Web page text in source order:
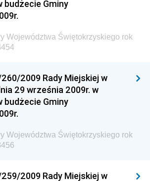
Ministra Pracy i Polityki
Ministra Transportu, Budownictwa
Ministra Spraw Zagranicznych
Centralnego Biura
Urzędu Patentowego
Generalnej Dyrekcji Dróg
budżecie Gminy
Województwa Świętokrzyskiego rok
2009 Rady Miejskiej w
29 września 2009r. w
budżecie Gminy
Województwa Świętokrzyskiego rok
2009 Rady Miejskiej w